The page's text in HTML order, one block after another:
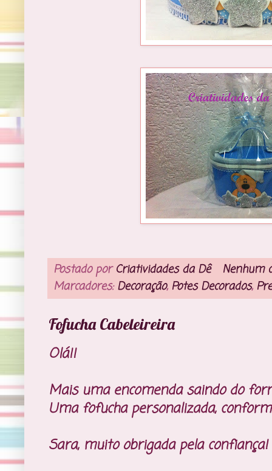
Postado porCriatividades da Dê
Nenhum
Marcadores:Decoração, Potes Decorados,
Fofucha Cabeleireira
Olá!!
Mais uma encomenda saindo do
Uma fofucha personalizada,
Sara, muito obrigada pela confiança!